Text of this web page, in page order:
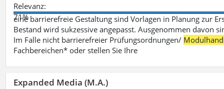
Relevanz:
71%
eine barrierefreie Gestaltung sind Vorlagen in Planung zur
Bestand wird sukzessive angepasst. Ausgenommen davon
Im Falle nicht barrierefreier Prüfungsordnungen/
Fachbereichen* oder stellen Sie Ihre
Expanded Media (M.A.)